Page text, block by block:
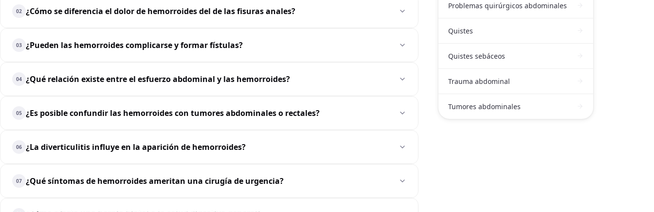
02 ¿Cómo se diferencia el dolor de hemorroides del de las fisuras anales?
03 ¿Pueden las hemorroides complicarse y formar fístulas?
04 ¿Qué relación existe entre el esfuerzo abdominal y las hemorroides?
05 ¿Es posible confundir las hemorroides con tumores abdominales o rectales?
06 ¿La diverticulitis influye en la aparición de hemorroides?
07 ¿Qué síntomas de hemorroides ameritan una cirugía de urgencia?
Problemas quirúrgicos abdominales
Quistes
Quistes sebáceos
Trauma abdominal
Tumores abdominales